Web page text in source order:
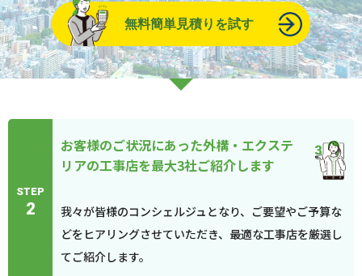
無料簡単見積りを試す
STEP
2
お客様のご状況にあった外構・エクステ
リアの工事店を最大3社ご紹介します
我々が皆様のコンシェルジュとなり、ご要望やご予算な
どをヒアリングさせていただき、最適な工事店を厳選し
てご紹介します。